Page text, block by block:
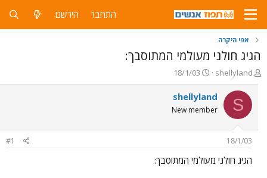
התחבר הירשם
אפי היקרה
הגיג חולני מעולמי המתוסבך:
פ
ו
ת
ח
ה
ש
א
shellyland
פ
ו
ר
ס
ם
ר
18/1/03
S
shellyland
New member
18/1/03
#1
הגיג חולני מעולמי המתוסבך: